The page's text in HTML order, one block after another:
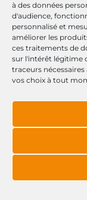
à des données
d'audience,
personnalisé et
améliorer les
ces traitements de
sur l'intérêt légitime
traceurs
vos choix à tout
Site